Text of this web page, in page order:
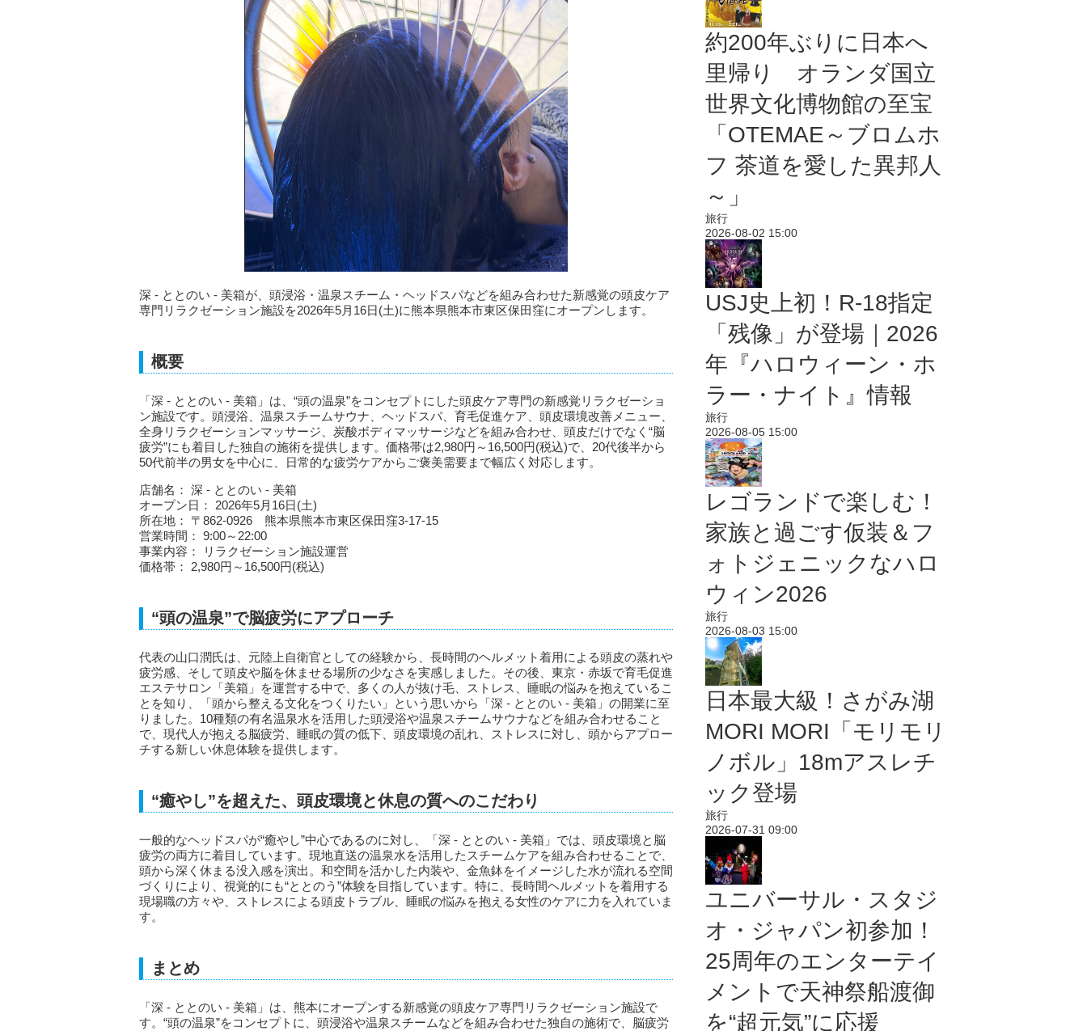
深 - ととのい - 美箱が、頭浸浴・温泉スチーム・ヘッドスパなどを組み合わせた新感覚の頭皮ケア
専門リラクゼーション施設を2026年5月16日(土)に熊本県熊本市東区保田窪にオープンします。
概要
「深 - ととのい - 美箱」は、“頭の温泉”をコンセプトにした頭皮ケア専門の新感覚リラクゼーショ
ン施設です。頭浸浴、温泉スチームサウナ、ヘッドスパ、育毛促進ケア、頭皮環境改善メニュー、
全身リラクゼーションマッサージ、炭酸ボディマッサージなどを組み合わせ、頭皮だけでなく“脳
疲労”にも着目した独自の施術を提供します。価格帯は2,980円～16,500円(税込)で、20代後半から
50代前半の男女を中心に、日常的な疲労ケアからご褒美需要まで幅広く対応します。
店舗名： 深 - ととのい - 美箱
オープン日： 2026年5月16日(土)
所在地： 〒862-0926 熊本県熊本市東区保田窪3-17-15
営業時間： 9:00～22:00
事業内容： リラクゼーション施設運営
価格帯： 2,980円～16,500円(税込)
“頭の温泉”で脳疲労にアプローチ
代表の山口潤氏は、元陸上自衛官としての経験から、長時間のヘルメット着用による頭皮の蒸れや
疲労感、そして頭皮や脳を休ませる場所の少なさを実感しました。その後、東京・赤坂で育毛促進
エステサロン「美箱」を運営する中で、多くの人が抜け毛、ストレス、睡眠の悩みを抱えているこ
とを知り、「頭から整える文化をつくりたい」という思いから「深 - ととのい - 美箱」の開業に至
りました。10種類の有名温泉水を活用した頭浸浴や温泉スチームサウナなどを組み合わせること
で、現代人が抱える脳疲労、睡眠の質の低下、頭皮環境の乱れ、ストレスに対し、頭からアプロー
チする新しい休息体験を提供します。
“癒やし”を超えた、頭皮環境と休息の質へのこだわり
一般的なヘッドスパが“癒やし”中心であるのに対し、「深 - ととのい - 美箱」では、頭皮環境と脳
疲労の両方に着目しています。現地直送の温泉水を活用したスチームケアを組み合わせることで、
頭から深く休まる没入感を演出。和空間を活かした内装や、金魚鉢をイメージした水が流れる空間
づくりにより、視覚的にも“ととのう”体験を目指しています。特に、長時間ヘルメットを着用する
現場職の方々や、ストレスによる頭皮トラブル、睡眠の悩みを抱える女性のケアに力を入れていま
す。
まとめ
「深 - ととのい - 美箱」は、熊本にオープンする新感覚の頭皮ケア専門リラクゼーション施設で
す。“頭の温泉”をコンセプトに、頭浸浴や温泉スチームなどを組み合わせた独自の施術で、脳疲労
約200年ぶりに日本へ
里帰り オランダ国立
世界文化博物館の至宝
「OTEMAE～ブロムホ
フ 茶道を愛した異邦人
～」
旅行
2026-08-02 15:00
USJ史上初！R-18指定
「残像」が登場｜2026
年『ハロウィーン・ホ
ラー・ナイト』情報
旅行
2026-08-05 15:00
レゴランドで楽しむ！
家族と過ごす仮装＆フ
ォトジェニックなハロ
ウィン2026
旅行
2026-08-03 15:00
日本最大級！さがみ湖
MORI MORI「モリモリ
ノボル」18mアスレチ
ック登場
旅行
2026-07-31 09:00
ユニバーサル・スタジ
オ・ジャパン初参加！
25周年のエンターテイ
メントで天神祭船渡御
を“超元気”に応援